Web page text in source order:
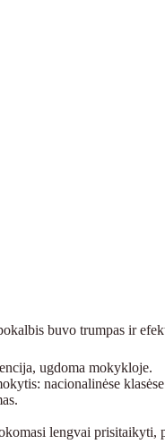
buvo trumpas ir
ugdoma mokykloje.
nacionalinėse klasėse
lengvai